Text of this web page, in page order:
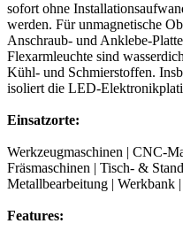
sofort ohne
werden. Für unmagnetische
Anschraub- und Anklebe-
Flexarmleuchte sind
Kühl- und Schmierstoffen.
isoliert die LED-
Einsatzorte:
Werkzeugmaschinen | CNC-
Fräsmaschinen | Tisch- &
Metallbearbeitung | Werkbank
Features: